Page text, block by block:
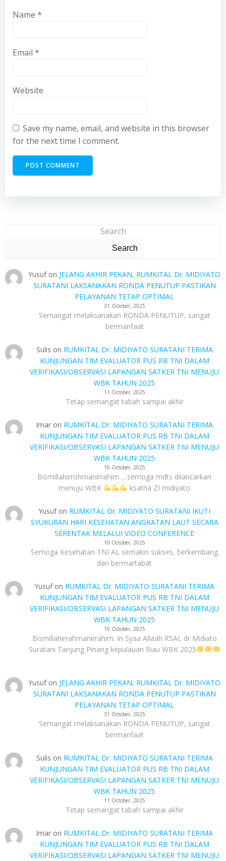
Name *
Email *
Website
Save my name, email, and website in this browser
for the next time I comment.
Search
Search
Yusufon JELANG AKHIR PEKAN, RUMKITAL Dr. MIDIYATO
SURATANI LAKSANAKAN RONDA PENUTUP PASTIKAN
PELAYANAN TETAP OPTIMAL
31 October, 2025
Semangat melaksanakan RONDA PENUTUP, sangat
bermanfaat
Sulis on RUMKITAL Dr. MIDIYATO SURATANI TERIMA
KUNJUNGAN TIM EVALUATOR PUS RB TNI DALAM
VERIFIKASI/OBSERVASI LAPANGAN SATKER TNI MENUJU
WBK TAHUN 2025
11 October, 2025
Tetap semangat tabah sampai akhir
Imar on RUMKITAL Dr. MIDIYATO SURATANI TERIMA
KUNJUNGAN TIM EVALUATOR PUS RB TNI DALAM
VERIFIKASI/OBSERVASI LAPANGAN SATKER TNI MENUJU
WBK TAHUN 2025
10 October, 2025
Bismillahirrohmanirrahim ....semoga mdts dilancarkan
menuju WBK
ksatria ZI midiyato
Yusufon RUMKITAL Dr. MIDIYATO SURATANI IKUTI
SYUKURAN HARI KESEHATAN ANGKATAN LAUT SECARA
SERENTAK MELALUI VIDEO CONFERENCE
10 October, 2025
Semoga Kesehatan TNI AL semakin sukses, berkembang
dan bermartabat
Yusufon RUMKITAL Dr. MIDIYATO SURATANI TERIMA
KUNJUNGAN TIM EVALUATOR PUS RB TNI DALAM
VERIFIKASI/OBSERVASI LAPANGAN SATKER TNI MENUJU
WBK TAHUN 2025
10 October, 2025
Bismillahirrahmanirrahim. In Syaa Allaah RSAL dr Midiato
Suratani Tanjung Pinang kepulauan Riau WBK 2025
Yusufon JELANG AKHIR PEKAN, RUMKITAL Dr. MIDIYATO
SURATANI LAKSANAKAN RONDA PENUTUP PASTIKAN
PELAYANAN TETAP OPTIMAL
31 October, 2025
Semangat melaksanakan RONDA PENUTUP, sangat
bermanfaat
Sulis on RUMKITAL Dr. MIDIYATO SURATANI TERIMA
KUNJUNGAN TIM EVALUATOR PUS RB TNI DALAM
VERIFIKASI/OBSERVASI LAPANGAN SATKER TNI MENUJU
WBK TAHUN 2025
11 October, 2025
Tetap semangat tabah sampai akhir
Imar on RUMKITAL Dr. MIDIYATO SURATANI TERIMA
KUNJUNGAN TIM EVALUATOR PUS RB TNI DALAM
VERIFIKASI/OBSERVASI LAPANGAN SATKER TNI MENUJU